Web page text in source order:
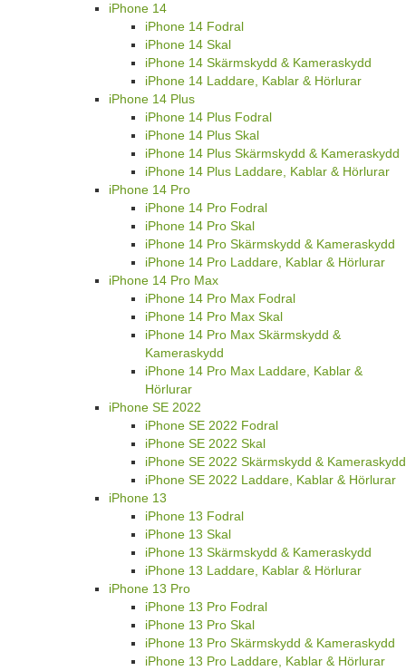
iPhone 14
iPhone 14 Fodral
iPhone 14 Skal
iPhone 14 Skärmskydd & Kameraskydd
iPhone 14 Laddare, Kablar & Hörlurar
iPhone 14 Plus
iPhone 14 Plus Fodral
iPhone 14 Plus Skal
iPhone 14 Plus Skärmskydd & Kameraskydd
iPhone 14 Plus Laddare, Kablar & Hörlurar
iPhone 14 Pro
iPhone 14 Pro Fodral
iPhone 14 Pro Skal
iPhone 14 Pro Skärmskydd & Kameraskydd
iPhone 14 Pro Laddare, Kablar & Hörlurar
iPhone 14 Pro Max
iPhone 14 Pro Max Fodral
iPhone 14 Pro Max Skal
iPhone 14 Pro Max Skärmskydd &
Kameraskydd
iPhone 14 Pro Max Laddare, Kablar &
Hörlurar
iPhone SE 2022
iPhone SE 2022 Fodral
iPhone SE 2022 Skal
iPhone SE 2022 Skärmskydd & Kameraskydd
iPhone SE 2022 Laddare, Kablar & Hörlurar
iPhone 13
iPhone 13 Fodral
iPhone 13 Skal
iPhone 13 Skärmskydd & Kameraskydd
iPhone 13 Laddare, Kablar & Hörlurar
iPhone 13 Pro
iPhone 13 Pro Fodral
iPhone 13 Pro Skal
iPhone 13 Pro Skärmskydd & Kameraskydd
iPhone 13 Pro Laddare, Kablar & Hörlurar